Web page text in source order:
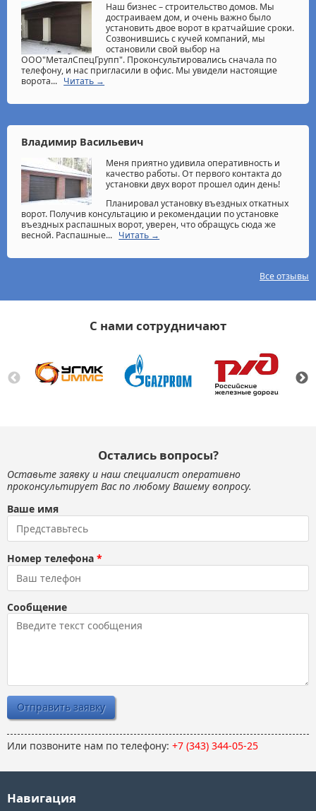
Наш бизнес – строительство домов. Мы
достраиваем дом, и очень важно было
установить двое ворот в кратчайшие сроки.
Созвонившись с кучей компаний, мы
остановили свой выбор на
ООО"МеталСпецГрупп". Проконсультировались сначала по
телефону, и нас пригласили в офис. Мы увидели настоящие
ворота... Читать →
Владимир Васильевич
Меня приятно удивила оперативность и
качество работы. От первого контакта до
установки двух ворот прошел один день!
Планировал установку въездных откатных
ворот. Получив консультацию и рекомендации по установке
въездных распашных ворот, уверен, что обращусь сюда же
весной. Распашные... Читать →
Все отзывы
С нами сотрудничают
Остались вопросы?
Оставьте заявку и наш специалист оперативно
проконсультирует Вас по любому Вашему вопросу.
Ваше имя
Номер телефона *
Сообщение
Или позвоните нам по телефону: +7 (343) 344-05-25
Навигация